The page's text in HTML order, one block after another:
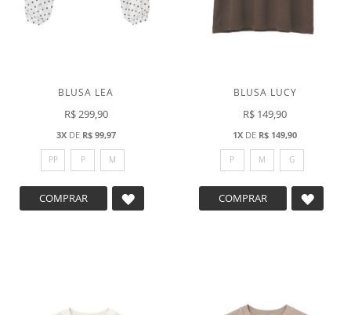
BLUSA LEA
R$ 299,90
3XDE R$ 99,97
PP P M
COMPRAR
ADICIONAR
BLUSA LUCY
R$ 149,90
1X DE R$ 149,90
P M G
COMPRAR